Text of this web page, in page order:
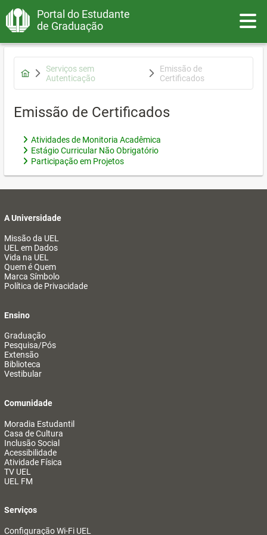
Portal do Estudante
de Graduação
Serviços sem
Autenticação
Emissão de
Certificados
Emissão de Certificados
Atividades de Monitoria Acadêmica
Estágio Curricular Não Obrigatório
Participação em Projetos
A Universidade
Missão da UEL
UEL em Dados
Vida na UEL
Quem é Quem
Marca Símbolo
Política de Privacidade
Ensino
Graduação
Pesquisa/Pós
Extensão
Biblioteca
Vestibular
Comunidade
Moradia Estudantil
Casa de Cultura
Inclusão Social
Acessibilidade
Atividade Física
TV UEL
UEL FM
Serviços
Configuração Wi-Fi UEL